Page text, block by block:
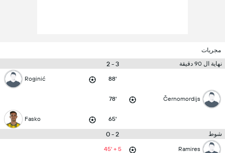
مجريات
نهاية ال 90 دقيقة
3 - 2
88'
Roginić
Černomordijs
78'
65'
Fasko
شوط 2 - 0
Ramires
45' + 5